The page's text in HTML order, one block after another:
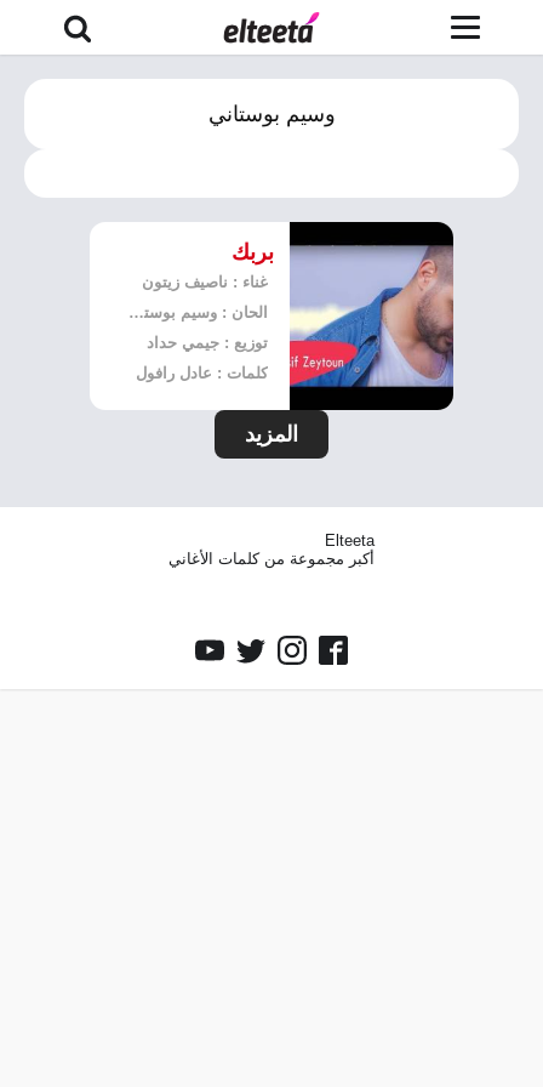
وسيم بوستاني
بربك
غناء : ناصيف زيتون
الحان : وسيم بوستاني
توزيع : جيمي حداد
كلمات : عادل رافول
المزيد
Elteeta
أكبر مجموعة من كلمات الأغاني